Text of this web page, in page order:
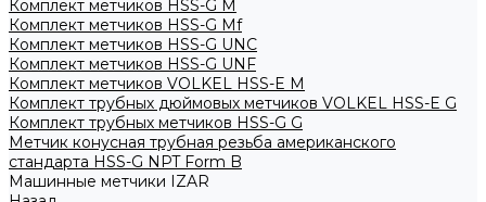
Комплект метчиков HSS-G M
Комплект метчиков HSS-G Mf
Комплект метчиков HSS-G UNC
Комплект метчиков HSS-G UNF
Комплект метчиков VOLKEL HSS-E M
Комплект трубных дюймовых метчиков VOLKEL HSS-E G
Комплект трубных метчиков HSS-G G
Метчик конусная трубная резьба американского
стандарта HSS-G NPT Form B
Машинные метчики IZAR